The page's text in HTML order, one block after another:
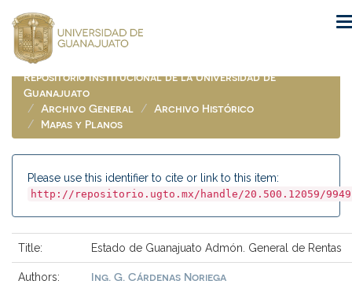
navigation
Repositorio Institucional de la Universidad de
Guanajuato
Archivo General
Archivo Histórico
Mapas y Planos
Please use this identifier to cite or link to this item:
http://repositorio.ugto.mx/handle/20.500.12059/9949
Title: Estado de Guanajuato Admón. General de Rentas
Authors: Ing. G. Cárdenas Noriega